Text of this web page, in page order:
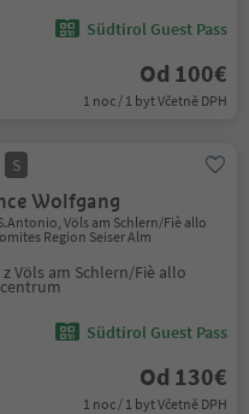
Südtirol Guest Pass
Od 100€
1 noc / 1 byt Včetně DPH
S
Wolfgang
Völs am Schlern/Fiè allo
Region Seiser Alm
z Völs am Schlern/Fiè allo
Südtirol Guest Pass
Od 130€
1 noc / 1 byt Včetně DPH